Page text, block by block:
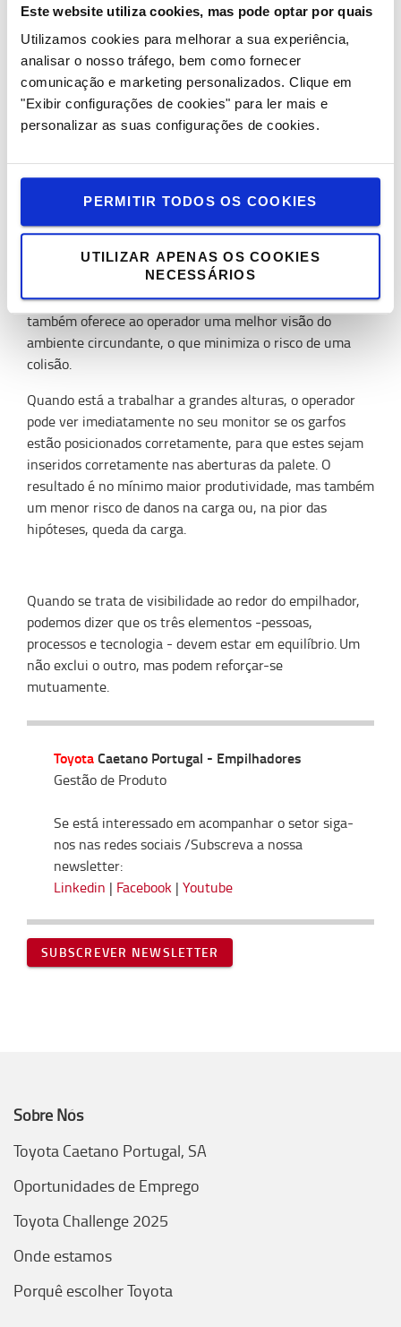
Este website utiliza cookies, mas pode optar por quais
Utilizamos cookies para melhorar a sua experiência,
analisar o nosso tráfego, bem como fornecer
comunicação e marketing personalizados. Clique em
"Exibir configurações de cookies" para ler mais e
personalizar as suas configurações de cookies.
PERMITIR TODOS OS COOKIES
UTILIZAR APENAS OS COOKIES
NECESSÁRIOS
Qualquer pessoa que já tenha conduzido um empilhador
num armazém sabe que é difícil manter uma visão ótima
do ambiente de trabalho. E se você pudesse ajudar os
seus operadores a melhorar a visibilidade através, por
vê melhor onde coloca a sua carga, trabalha mais rápido.
E mais importante ainda, é a vantagem ergonómica.
numa direção de visão natural, evitando olhar para cima
com tanta frequência. Isto alivia os músculos dos ombros
e pescoço, reduzindo o risco de tensões e absentismo por
doença, aumentando a produtividade. O uso de câmaras
também oferece ao operador uma melhor visão do
ambiente circundante, o que minimiza o risco de uma
colisão.
Quando está a trabalhar a grandes alturas, o operador
pode ver imediatamente no seu monitor se os garfos
estão posicionados corretamente, para que estes sejam
inseridos corretamente nas aberturas da palete. O
resultado é no mínimo maior produtividade, mas também
um menor risco de danos na carga ou, na pior das
hipóteses, queda da carga.
Quando se trata de visibilidade ao redor do empilhador,
podemos dizer que os três elementos -pessoas,
processos e tecnologia - devem estar em equilíbrio. Um
não exclui o outro, mas podem reforçar-se
mutuamente.
ToyotaCaetano Portugal - Empilhadores
Gestão de Produto
Se está interessado em acompanhar o setor siga-
nos nas redes sociais /Subscreva a nossa
newsletter:
Linkedin | Facebook | Youtube
SUBSCREVER NEWSLETTER
Sobre Nós
Toyota Caetano Portugal, SA
Oportunidades de Emprego
Toyota Challenge 2025
Onde estamos
Porquê escolher Toyota